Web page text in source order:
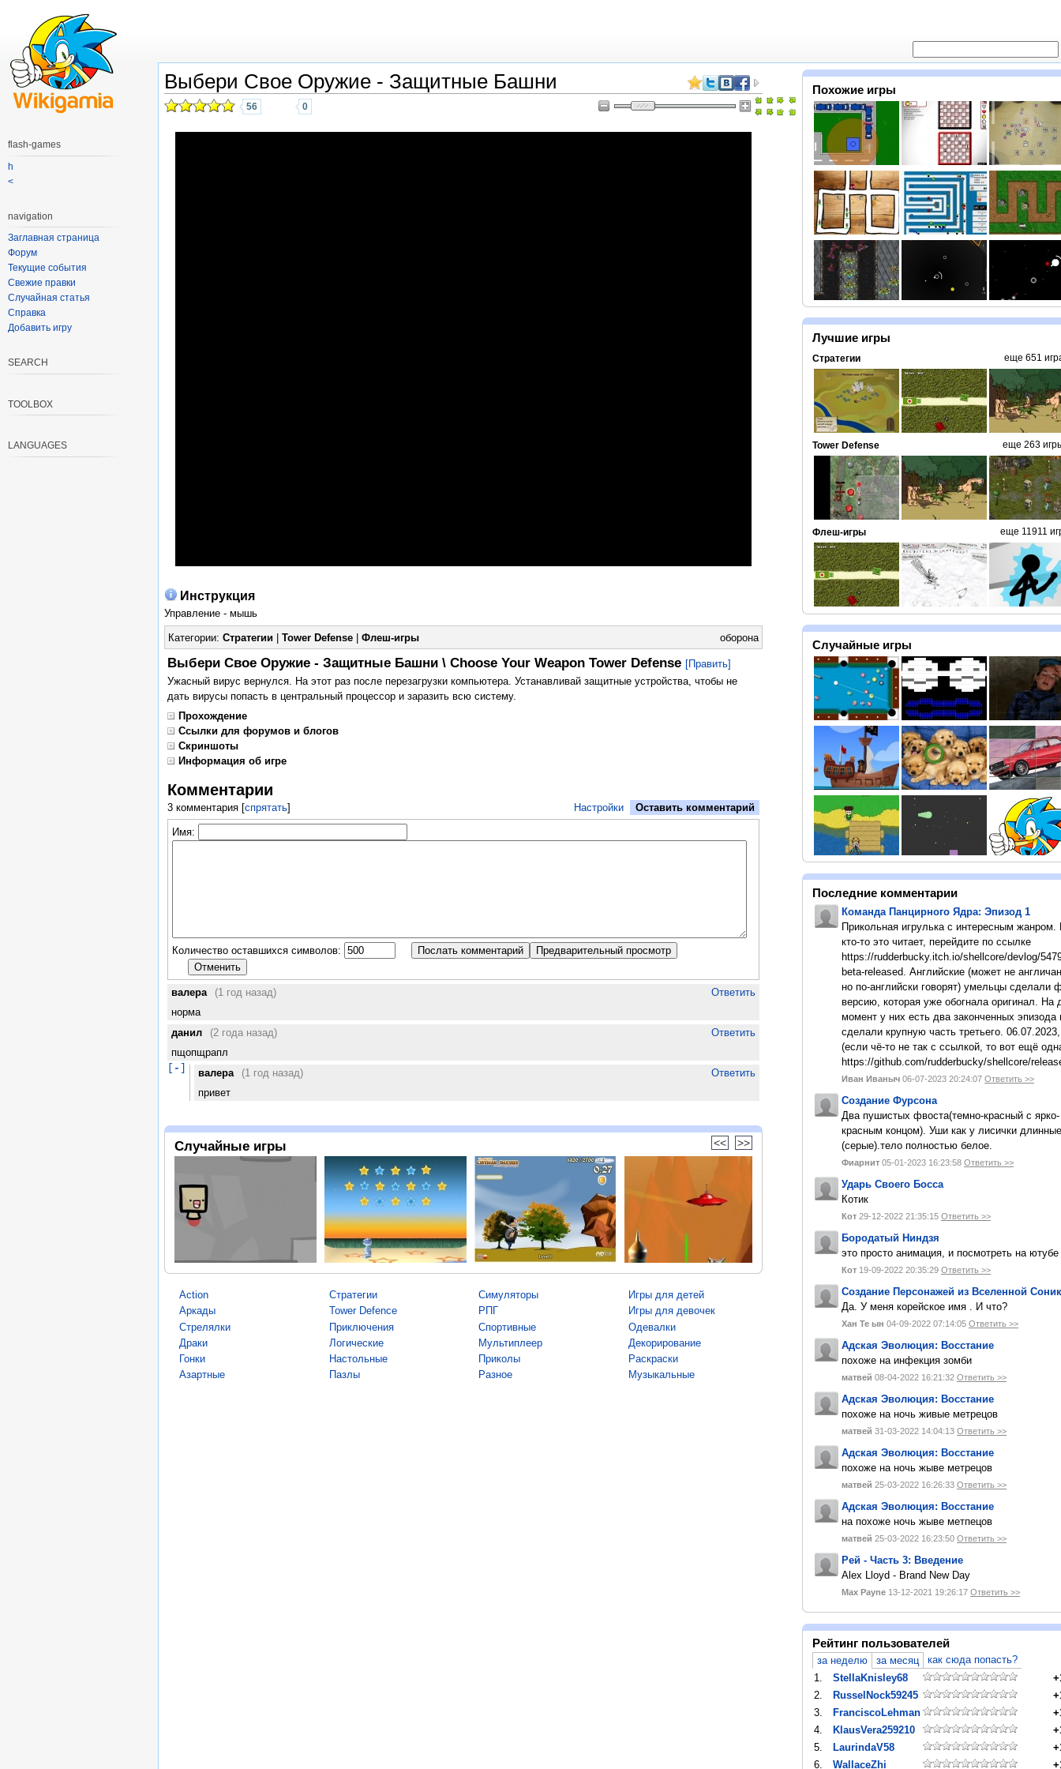
Выбери Свое Оружие - Защитные Башни
56 0
Инструкция
Управление - мышь
Категории: Стратегии Tower Defense| Флеш-игры оборона
Выбери Свое Оружие - Защитные Башни \ Choose Your Weapon Tower Defense [Править]
Ужасный вирус вернулся. На этот раз после перезагрузки компьютера. Устанавливай защитные устройства, чтобы не
дать вирусы попасть в центральный процессор и заразить всю систему.
Прохождение
Ссылки для форумов и блогов
Скриншоты
Информация об игре
Комментарии
3 комментария[спрятать] Оставить комментарий
Настройки
Имя:
Количество оставшихся символов:
валера (1 год назад)
Ответить
норма
данил
(2 года назад)
Ответить
пщопщрапл
- валера (1 год назад)
Ответить
привет
Случайные игры << >>
Action
Аркады
Стрелялки
Драки
Гонки
Азартные
Стратегии
Tower Defence
Приключения
Логические
Настольные
Пазлы
Симуляторы
РПГ
Спортивные
Мультиплеер
Приколы
Разное
Игры для детей
Игры для девочек
Одевалки
Декорирование
Раскраски
Музыкальные
Похожие игры
Лучшие игры
Стратегии еще 651
Tower Defense еще 263
Флеш-игры еще 11911
Случайные игры
Последние комментарии
Команда Панцирного Ядра: Эпизод 1
Прикольная игрулька с интересным жанром.
кто-то это читает, перейдите по ссылке
https://rudderbucky.itch.io/shellcore/devlog/
beta-released. Английские (может не
но по-английски говорят) умельцы сделали
версию, которая уже обогнала оригинал. На
момент у них есть два законченных эпизода
сделали крупную часть третьего.
(если чё-то не так с ссылкой, то вот ещё
https://github.com/rudderbucky/shellcore/
Иван Иваныч 06-07-2023 20:24:07 Ответить >>
Создание Фурсона
Два пушистых фвоста(темно-красный с ярко-
красным концом). Уши как у лисички длинные
(серые).тело полностью белое.
Фиарнит 05-01-2023 16:23:58 Ответить >>
Ударь Своего Босса
Котик
Кот 29-12-2022 21:35:15 Ответить >>
Бородатый Ниндзя
это просто анимация, и посмотреть на
Кот 19-09-2022 20:35:29 Ответить >>
Создание Персонажей из Вселенной
Да. У меня корейское имя . И что?
Хан Те ын 04-09-2022 07:14:05 Ответить >>
Адская Эволюция: Восстание
похоже на инфекция зомби
матвей 08-04-2022 16:21:32 Ответить >>
Адская Эволюция: Восстание
похоже на ночь живые метрецов
матвей 31-03-2022 14:04:13 Ответить >>
Адская Эволюция: Восстание
похоже на ночь жыве метрецов
матвей 25-03-2022 16:26:33 Ответить >>
Адская Эволюция: Восстание
на похоже ночь жыве метпецов
матвей 25-03-2022 16:23:50 Ответить >>
Рей - Часть 3: Введение
Alex Lloyd - Brand New Day
Max Payne 13-12-2021 19:26:17 Ответить >>
Рейтинг пользователей
за неделю за месяц
как сюда попасть?
1.
StellaKnisley68
2.
RusselNock59245
3.
FranciscoLehman
4.
KlausVera259210
5.
LaurindaV58
6.
WallaceZhi
flash-games
h
<
navigation
Заглавная страница
Форум
Текущие события
Свежие правки
Случайная статья
Справка
Добавить игру
SEARCH
TOOLBOX
LANGUAGES